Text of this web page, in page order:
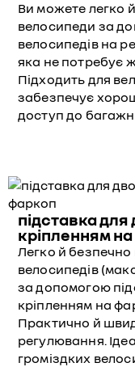
Ви можете легко
велосипеди за
велосипедів на
яка не потребує
Підходить для
забезпечує
доступ до
підставка для
кріпленням
Легко й
велосипедів
за допомогою
кріпленням на
Практично й
регулювання.
громіздких